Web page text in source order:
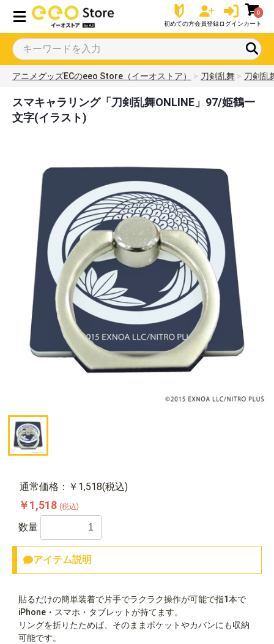
初めての方会員登録ログイン
0
カート
アニメグッズECのeeo Store（イーオストア） 刀剣乱舞 刀剣乱
スマキャラリング「刀剣乱舞ONLINE」97/姫鶴一
文字(イラスト)
通常価格：￥1,518(税込)
￥1,518 (税込)
数量
アイテム説明
貼るだけの簡単装着で片手でラクラク操作が可能で指1本で
iPhone・スマホ・タブレットが持てます。
リングを折りたためば、そのままポケットやカバンにも収納
可能です。